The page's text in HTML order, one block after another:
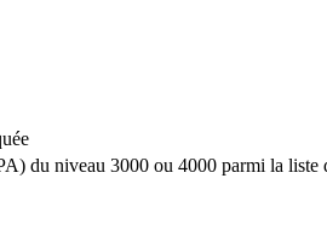
du niveau 3000 ou 4000 parmi la liste